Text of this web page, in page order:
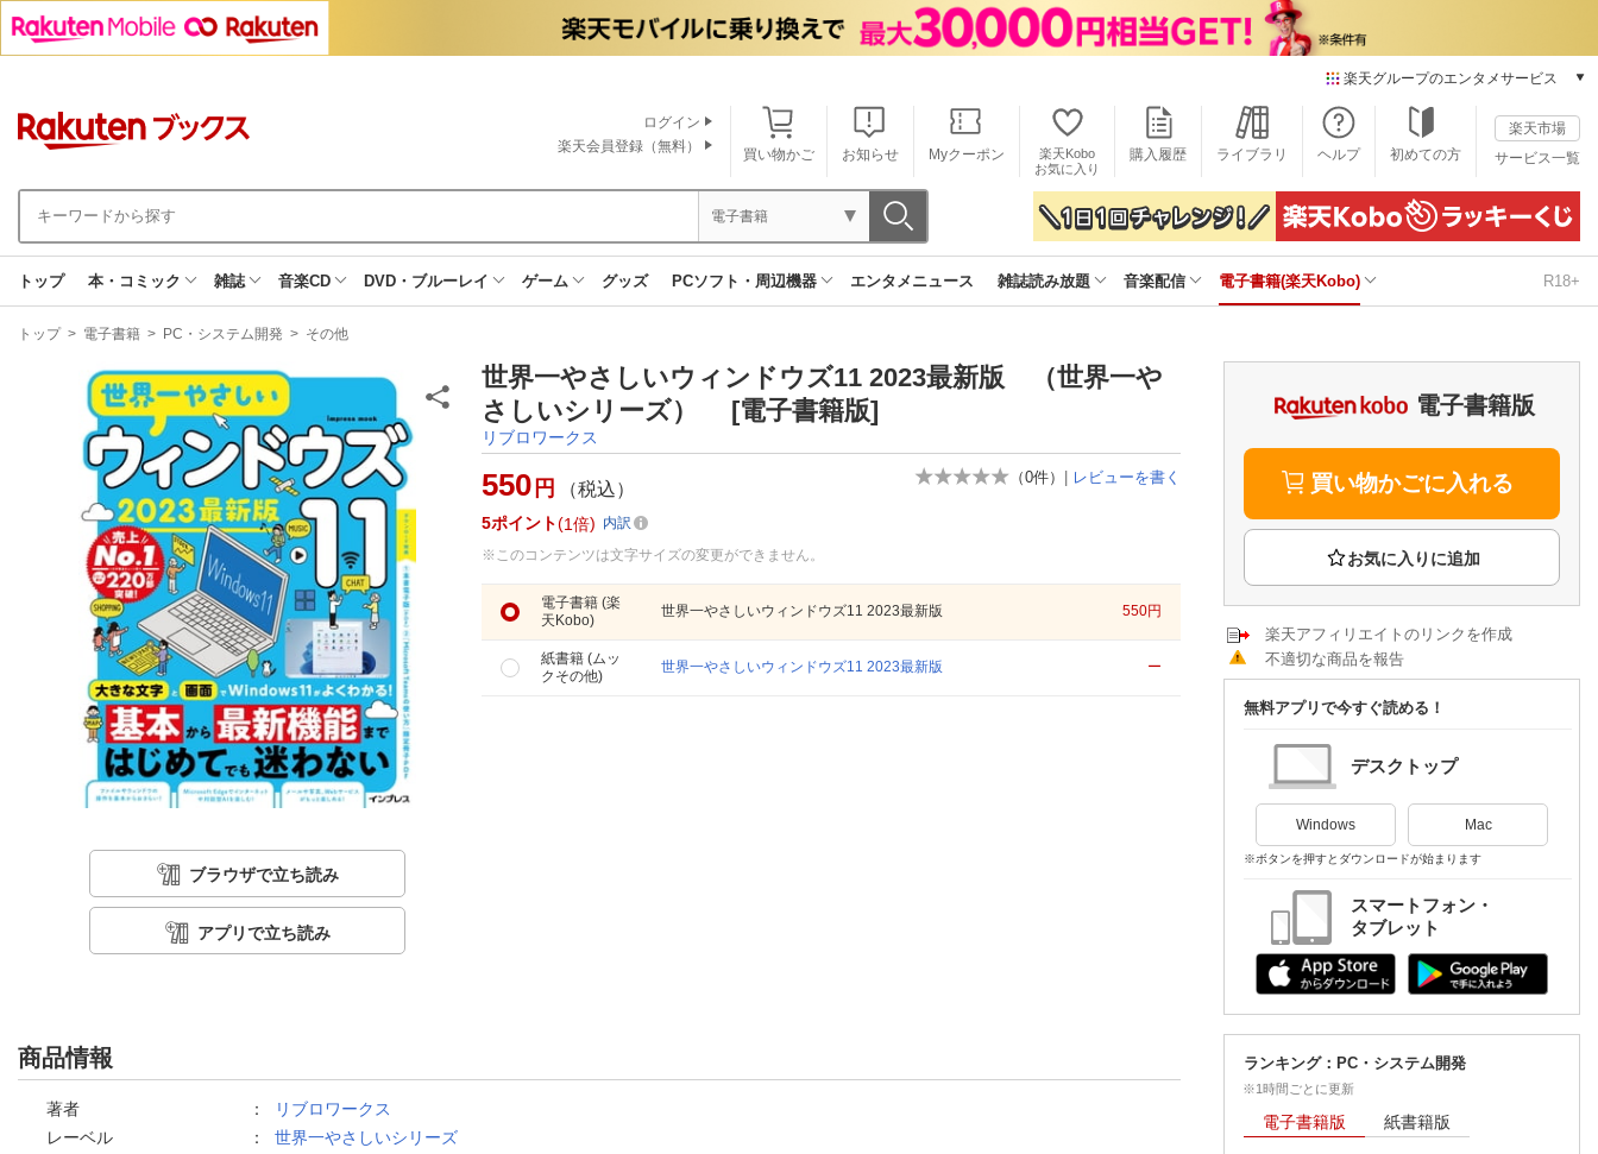
楽天グループのエンタメサービス
本/ゲーム/CD/DVD
楽天ブックス
電子書籍
楽天Kobo
雑誌読み放題
楽天ミュージック
楽天TV
動画配信ガイド
Rakuten PLAY
Rチャンネル
楽天チケット
エンタメニュース
推し楽
買い物かご お知らせ Myクーポン
楽天Kobo
お気に入り
購入履歴 ライブラリ ヘルプ 初めての方
楽天市場
サービス一覧
ログイン
楽天会員登録（無料）
電子書籍
トップ 本・コミック 雑誌 音楽CD DVD・ブルーレイ ゲーム グッズ PCソフト・周辺機器 エンタメニュース 雑誌読み放題 音楽配信 電子書籍(楽天Kobo) R18+
現
トップ > 電子書籍 > PC・システム開発 > その他
ブラウザで立ち読み
アプリで立ち読み
世界一やさしいウィンドウズ11 2023最新版 （世界一や
さしいシリーズ） [電子書籍版]
リブロワークス
（0件） | レビューを書く
550 円 （税込）
5ポイント 1倍
内訳
※このコンテンツは文字サイズの変更ができません。
電子書籍 (楽
天Kobo)
世界一やさしいウィンドウズ11 2023最新版 550円
紙書籍 (ムッ
クその他)
世界一やさしいウィンドウズ11 2023最新版 ー
商品情報
著者 ：
リブロワークス
レーベル
： 世界一やさしいシリーズ
電子書籍版
買い物かごに入れる
楽天アフィリエイトのリンクを作成
不適切な商品を報告
無料アプリで今すぐ読める！
デスクトップ
Windows Mac
※ボタンを押すとダウンロードが始まります
スマートフォン・
タブレット
ランキング：PC・システム開発
※1時間ごとに更新
電子書籍版 紙書籍版